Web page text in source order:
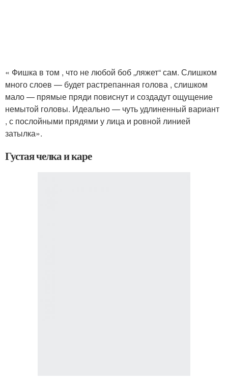
« Фишка в том , что не любой боб „ляжет“ сам. Слишком
много слоев — будет растрепанная голова , слишком
мало — прямые пряди повиснут и создадут ощущение
немытой головы. Идеально — чуть удлиненный вариант
, с послойными прядями у лица и ровной линией
затылка».
Густая челка и каре